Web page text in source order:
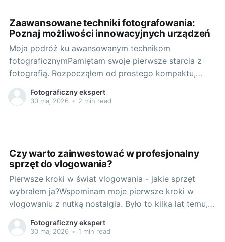
Zaawansowane techniki fotografowania:
Poznaj możliwości innowacyjnych urządzeń
Moja podróż ku awansowanym technikom
fotograficznymPamiętam swoje pierwsze starcia z
fotografią. Rozpocząłem od prostego kompaktu,
który zawsze nosiłem przy sobie. Początkowo moje
fotografie nie były zaawansowane. Robiłem zdjęcia w
powoli
Fotograficzny ekspert
30 maj 2026 • 2 min read
Czy warto zainwestować w profesjonalny
sprzęt do vlogowania?
Pierwsze kroki w świat vlogowania - jakie sprzęt
wybrałem ja?Wspominam moje pierwsze kroki w
vlogowaniu z nutką nostalgia. Było to kilka lat temu,
gdy zacząłem dokumentować swoje podróże. Nowe
miejsca, nowe twarze, nowe doświadczenia -
Fotograficzny ekspert
30 maj 2026 • 1 min read